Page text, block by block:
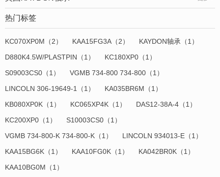
热门标签
KC070XP0M（2） KAA15FG3A（2）
KAYDON轴承（1）
D880K4.5W/PLASTPIN（1）
KC180XP0（1）
S09003CS0（1）
VGMB 734-800 734-800（1）
LINCOLN 306-19649-1（1）
KA035BR6M（1）
KB080XP0K（1）
KC065XP4K（1）
DAS12-38A-4（1）
KC200XP0（1）
S10003CS0（1）
VGMB 734-800-K 734-800-K（1）
LINCOLN 934013-E（1）
KAA15BG6K（1）
KAA10FG0K（1）
KA042BR0K（1）
KAA10BG0M（1）